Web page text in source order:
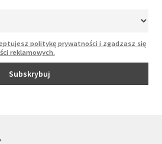
politykę prywatności i zgadzasz się
reklamowych.